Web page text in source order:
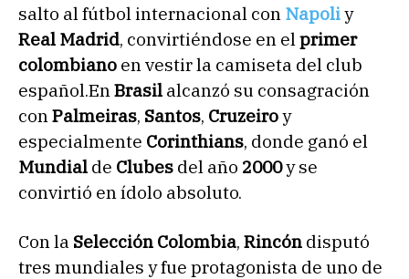
salto al fútbol internacional con Napoliy
Real Madrid, convirtiéndose en el primer
colombiano en vestir la camiseta del club
español.En Brasil alcanzó su consagración
con Palmeiras, Santos, Cruzeiroy
especialmente Corinthians, donde ganó el
Mundial de Clubes del año 2000y se
convirtió en ídolo absoluto.
Con la Selección Colombia, Rincón disputó
tres mundiales y fue protagonista de uno de